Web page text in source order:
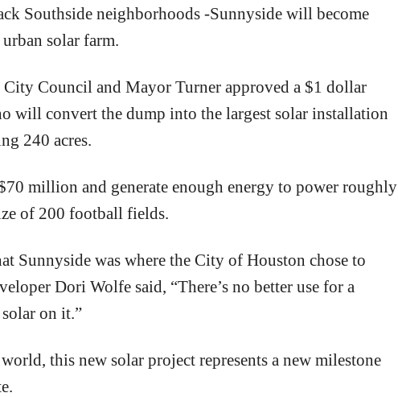
Southside neighborhoods -Sunnyside will become
solar farm.
City Council and Mayor Turner approved a $1 dollar
will convert the dump into the largest solar installation
240 acres.
million and generate enough energy to power roughly
of 200 football fields.
Sunnyside was where the City of Houston chose to
Dori Wolfe said, “There’s no better use for a
on it.”
this new solar project represents a new milestone